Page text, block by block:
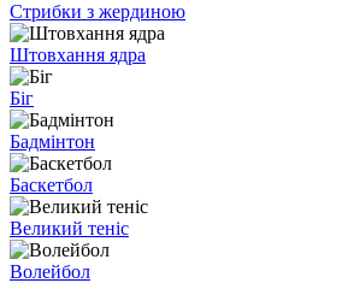
Стрибки з жердиною
Штовхання ядра
Біг
Бадмінтон
Баскетбол
Великий теніс
Волейбол